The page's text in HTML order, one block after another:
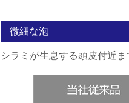
微細な泡
シラミが生息する頭皮付近ま